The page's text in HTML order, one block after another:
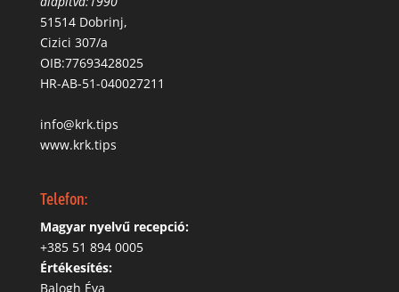
51514 Dobrinj,
Cizici 307/a
OIB:77693428025
HR-AB-51-040027211
info@krk.tips
www.krk.tips
Telefon:
Magyar nyelvű recepció:
‭+385 51 894 0005
Értékesítés:
Balogh Éva